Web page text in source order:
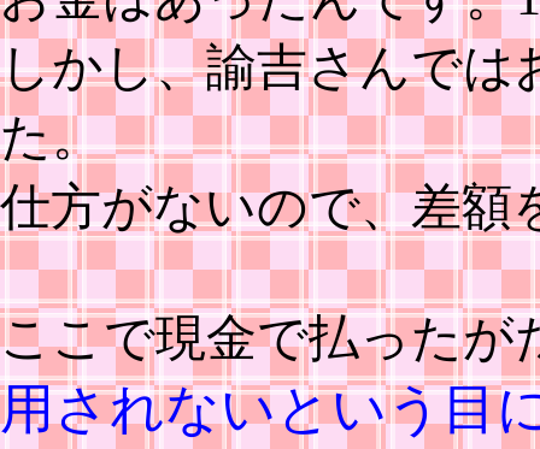
しかし、諭吉さんでは
た。
仕方がないので、差額
ここで現金で払ったが
用されないという目